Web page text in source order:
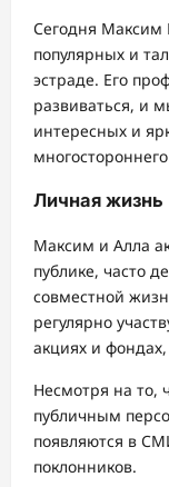
Сегодня Максим
популярных и
эстраде. Его
развиваться, и
интересных и
Личная жизнь
Максим и Алла
публике, часто
совместной
регулярно
акциях и
Несмотря на то,
публичным
появляются в
поклонников.